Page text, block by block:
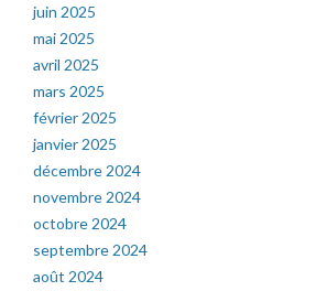
juin 2025
mai 2025
avril 2025
mars 2025
février 2025
janvier 2025
décembre 2024
novembre 2024
octobre 2024
septembre 2024
août 2024